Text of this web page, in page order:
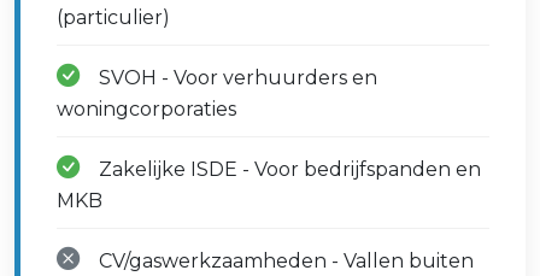
(particulier)
SVOH - Voor verhuurders en
woningcorporaties
Zakelijke ISDE - Voor bedrijfspanden en
MKB
CV/gaswerkzaamheden - Vallen buiten